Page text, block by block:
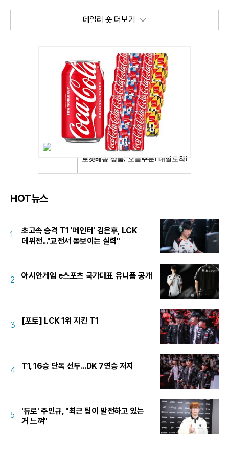
데일리 숏 더보기
HOT뉴스
1
초고속 승격 T1 '페인터' 김은후, LCK
데뷔전..."교전서 돋보이는 실력"
2 아시안게임 e스포츠 국가대표 유니폼 공개
3 [포토] LCK 1위 지킨 T1
4 T1, 16승 단독 선두...DK 7연승 저지
5
'듀로' 주민규, "최근 팀이 발전하고 있는
거 느껴"